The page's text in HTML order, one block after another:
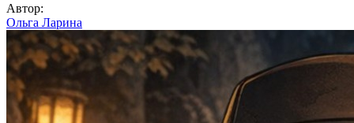
Автор:
Ольга Ларина